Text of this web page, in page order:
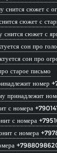
снится сюжет с
сюжет с
снится сюжет с
сон про
сон про
старое письмо
номер
принадлежит
с номера
с номера
с номера